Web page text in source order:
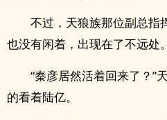
不过，天狼族那位副总指
也没有闲着，出现在了不远处。
“秦彦居然活着回来了？”
的看着陆亿。